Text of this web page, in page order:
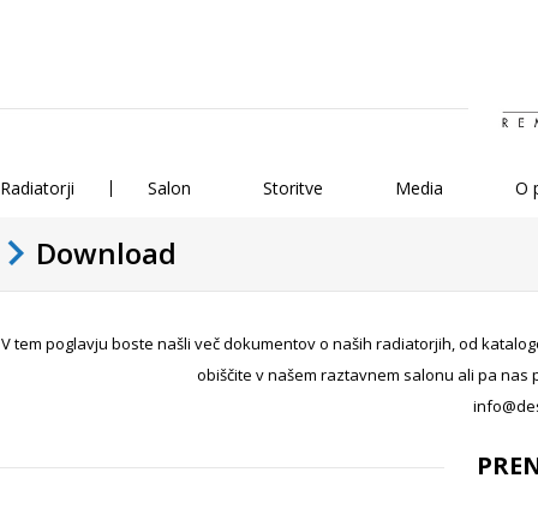
Radiatorji Salon Storitve Media O
Download
V tem poglavju boste našli več dokumentov o naših radiatorjih, od
obiščite v našem raztavnem salonu ali pa nas